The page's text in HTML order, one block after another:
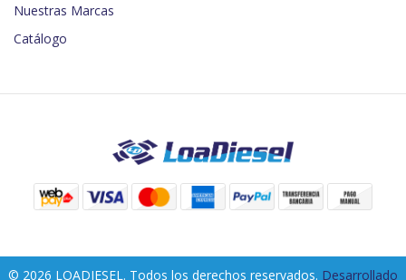
Nuestras Marcas
Catálogo
© 2026 LOADIESEL. Todos los derechos reservados. Desarrollado